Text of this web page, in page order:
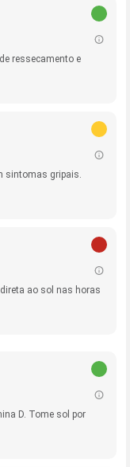
ressecamento e
sintomas gripais.
ao sol nas horas
D. Tome sol por